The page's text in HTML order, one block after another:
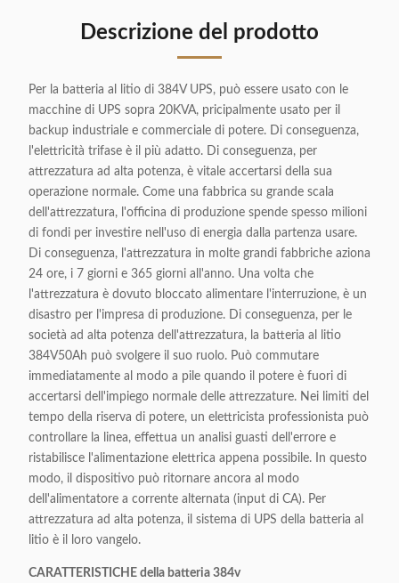
Descrizione del prodotto
Per la batteria al litio di 384V UPS, può essere usato con le
macchine di UPS sopra 20KVA, pricipalmente usato per il
backup industriale e commerciale di potere. Di conseguenza,
l'elettricità trifase è il più adatto. Di conseguenza, per
attrezzatura ad alta potenza, è vitale accertarsi della sua
operazione normale. Come una fabbrica su grande scala
dell'attrezzatura, l'officina di produzione spende spesso milioni
di fondi per investire nell'uso di energia dalla partenza usare.
Di conseguenza, l'attrezzatura in molte grandi fabbriche aziona
24 ore, i 7 giorni e 365 giorni all'anno. Una volta che
l'attrezzatura è dovuto bloccato alimentare l'interruzione, è un
disastro per l'impresa di produzione. Di conseguenza, per le
società ad alta potenza dell'attrezzatura, la batteria al litio
384V50Ah può svolgere il suo ruolo. Può commutare
immediatamente al modo a pile quando il potere è fuori di
accertarsi dell'impiego normale delle attrezzature. Nei limiti del
tempo della riserva di potere, un elettricista professionista può
controllare la linea, effettua un analisi guasti dell'errore e
ristabilisce l'alimentazione elettrica appena possibile. In questo
modo, il dispositivo può ritornare ancora al modo
dell'alimentatore a corrente alternata (input di CA). Per
attrezzatura ad alta potenza, il sistema di UPS della batteria al
litio è il loro vangelo.
CARATTERISTICHE della batteria 384v